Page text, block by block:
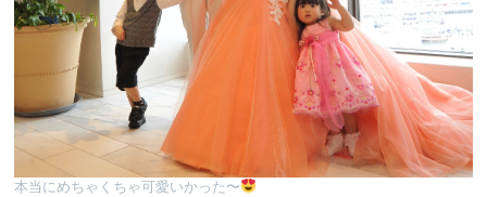
本当にめちゃくちゃ可愛いかった〜